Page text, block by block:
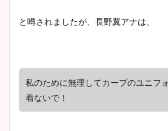
と噂されましたが、長野翼アナは、
私のために無理してカープのユニフ
着ないで！